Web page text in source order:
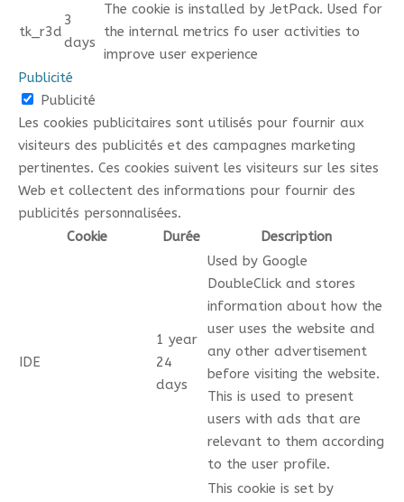
tk_r3d
3
days
The cookie is installed by JetPack. Used for
the internal metrics fo user activities to
improve user experience
Publicité
Publicité
Les cookies publicitaires sont utilisés pour fournir aux
visiteurs des publicités et des campagnes marketing
pertinentes. Ces cookies suivent les visiteurs sur les sites
Web et collectent des informations pour fournir des
publicités personnalisées.
Cookie
Durée Description
IDE
1 year
24
days
Used by Google
DoubleClick and stores
information about how the
user uses the website and
any other advertisement
before visiting the website.
This is used to present
users with ads that are
relevant to them according
to the user profile.
This cookie is set by